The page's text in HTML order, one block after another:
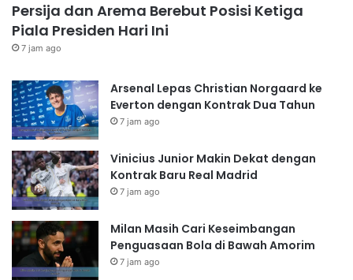
Persija dan Arema Berebut Posisi Ketiga
Piala Presiden Hari Ini
7 jam ago
Arsenal Lepas Christian Norgaard ke
Everton dengan Kontrak Dua Tahun
7 jam ago
Vinicius Junior Makin Dekat dengan
Kontrak Baru Real Madrid
7 jam ago
Milan Masih Cari Keseimbangan
Penguasaan Bola di Bawah Amorim
7 jam ago